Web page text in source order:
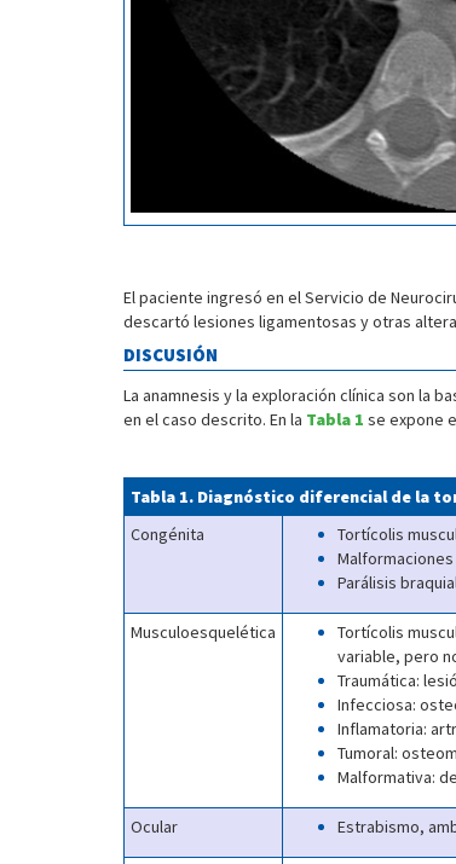
El paciente ingresó en el Servicio de
descartó lesiones ligamentosas y otras
DISCUSIÓN
La anamnesis y la exploración clínica son la
en el caso descrito. En la Tabla 1 se expone
Tabla 1. Diagnóstico diferencial de la
Congénita
Tortícolis
Parálisis
Musculoesquelética
Tortícolis
variable, pero
Traumática:
Infecciosa:
Inflamatoria:
Tumoral:
Malformativa:
Ocular Estrabismo,